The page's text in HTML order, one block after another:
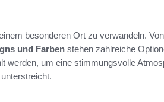
besonderen Ort zu verwandeln. Von
und Farben stehen zahlreiche
werden, um eine stimmungsvolle